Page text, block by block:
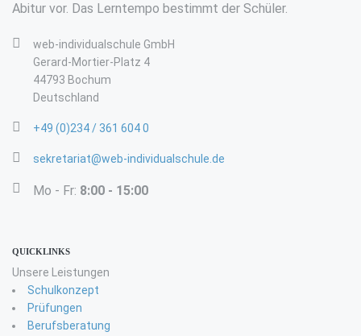
Abitur vor. Das Lerntempo bestimmt der Schüler.
web-individualschule GmbH
Gerard-Mortier-Platz 4
44793 Bochum
Deutschland
+49 (0)234 / 361 604 0
sekretariat@web-individualschule.de
Mo - Fr: 8:00 - 15:00
QUICKLINKS
Unsere Leistungen
Schulkonzept
Prüfungen
Berufsberatung